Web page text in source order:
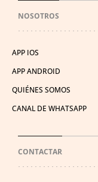
NOSOTROS
APP IOS
APP ANDROID
QUIÉNES SOMOS
CANAL DE WHATSAPP
CONTACTAR